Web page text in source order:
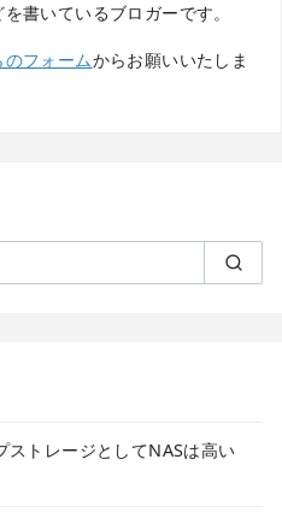
書いているブロガーです。
のフォームからお願いいたしま
トレージとしてNASは高い